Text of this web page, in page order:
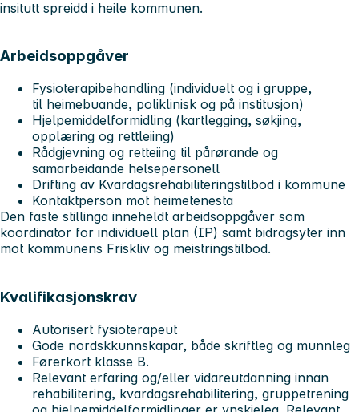
insitutt spreidd i heile kommunen.
Arbeidsoppgåver
Fysioterapibehandling (individuelt og i gruppe,
til heimebuande, poliklinisk og på institusjon)
Hjelpemiddelformidling (kartlegging, søkjing,
opplæring og rettleiing)
Rådgjevning og retteiing til pårørande og
samarbeidande helsepersonell
Drifting av Kvardagsrehabiliteringstilbod i kommune
Kontaktperson mot heimetenesta
Den faste stillinga inneheldt arbeidsoppgåver som
koordinator for individuell plan (IP) samt bidragsyter inn
mot kommunens Friskliv og meistringstilbod.
Kvalifikasjonskrav
Autorisert fysioterapeut
Gode nordskkunnskapar, både skriftleg og munnleg
Førerkort klasse B.
Relevant erfaring og/eller vidareutdanning innan
rehabilitering, kvardagsrehabilitering, gruppetrening